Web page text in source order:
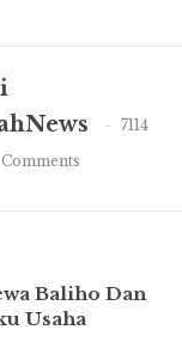
7114
Baliho Dan
Usaha